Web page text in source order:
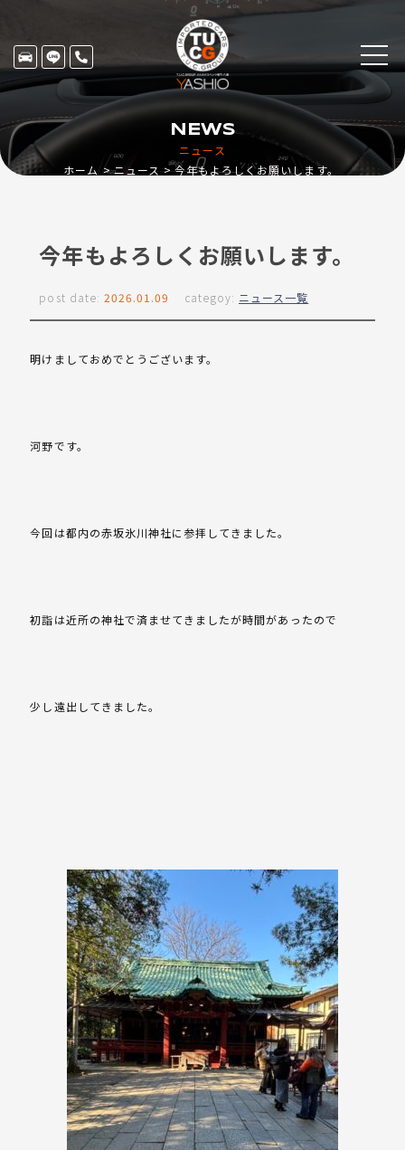
ニュース
NEWS
ホーム ニュース 今年もよろしくお願いします。
今年もよろしくお願いします。
post date: 2026.01.09 categoy: ニュース一覧
明けましておめでとうございます。
河野です。
今回は都内の赤坂氷川神社に参拝してきました。
初詣は近所の神社で済ませてきましたが時間があったので
少し遠出してきました。